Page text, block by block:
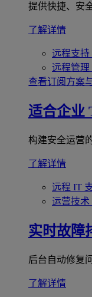
提供快捷、安
了解详情
远程支持
远程管理
查看订阅方案
适合企业
构建安全运营
了解详情
远程 IT
运营技术
实时故障
后台自动修复
了解详情